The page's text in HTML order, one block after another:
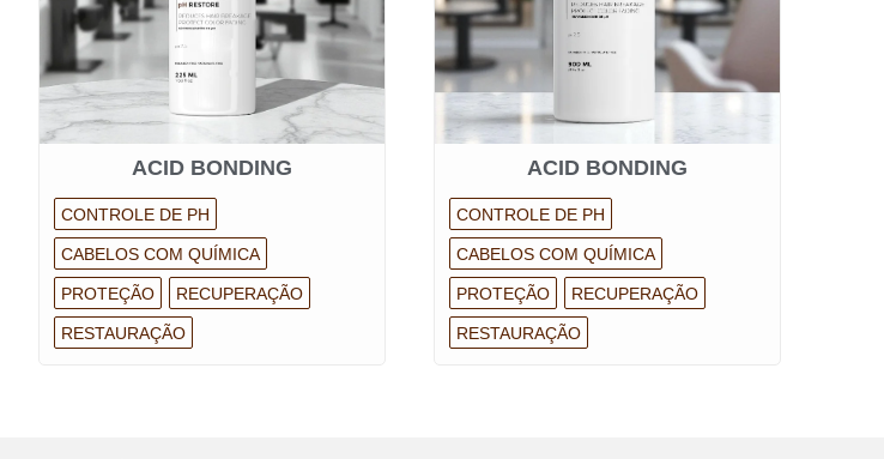
ACID BONDING
CONTROLE DE PH
CABELOS COM QUÍMICA
PROTEÇÃO RECUPERAÇÃO
RESTAURAÇÃO
ACID BONDING
CONTROLE DE PH
CABELOS COM QUÍMICA
PROTEÇÃO RECUPERAÇÃO
RESTAURAÇÃO